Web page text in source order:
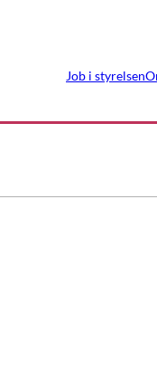
Job i styrelsen